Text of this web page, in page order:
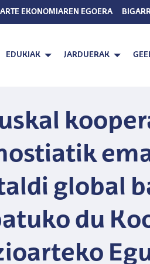
EKONOMIAREN EGOERA
EDUKIAK JARDUERAK
global
du